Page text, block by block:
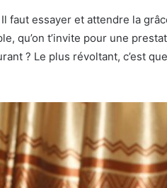
faut essayer et attendre la
qu’on t’invite pour une
? Le plus révoltant, c’est